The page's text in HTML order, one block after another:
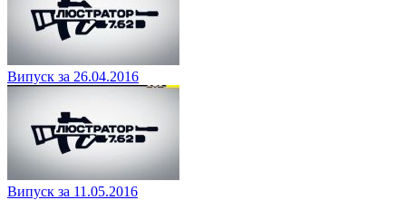
Випуск за 26.04.2016
Випуск за 11.05.2016